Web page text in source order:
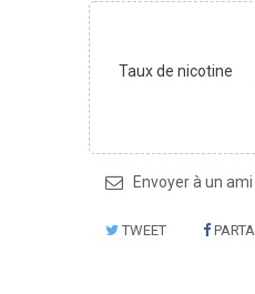
Taux de nicotine
Envoyer à un ami
TWEET